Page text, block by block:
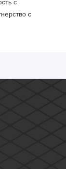
с
с
ошибки даже